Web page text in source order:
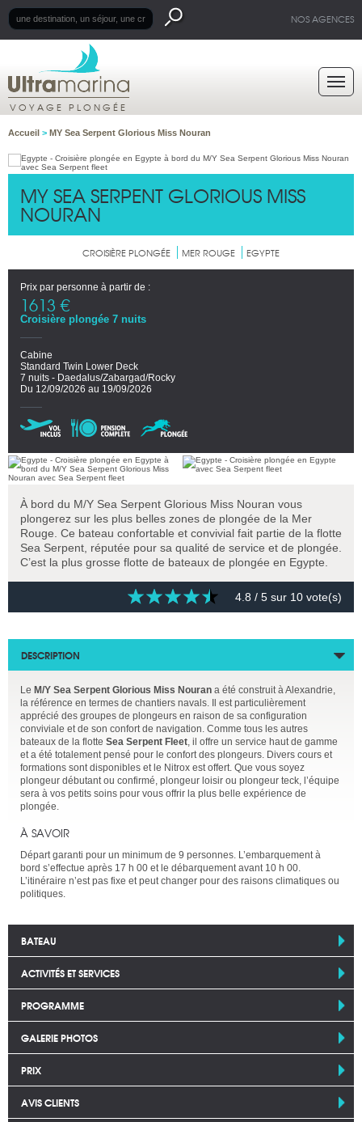
NOS AGENCES
VOYAGE PLONGÉE
Accueil > MY Sea Serpent Glorious Miss Nouran
MY SEA SERPENT GLORIOUS MISS
NOURAN
CROISIÈRE PLONGÉE MER ROUGE EGYPTE
Prix par personne à partir de :
1613 €
Croisière plongée 7 nuits
Cabine
Standard Twin Lower Deck
7 nuits - Daedalus/Zabargad/Rocky
Du 12/09/2026 au 19/09/2026
À bord du M/Y Sea Serpent Glorious Miss Nouran vous
plongerez sur les plus belles zones de plongée de la Mer
Rouge. Ce bateau confortable et convivial fait partie de la flotte
Sea Serpent, réputée pour sa qualité de service et de plongée.
C’est la plus grosse flotte de bateaux de plongée en Egypte.
4.8 / 5 sur 10 vote(s)
DESCRIPTION
Le M/Y Sea Serpent Glorious Miss Nouran a été construit à Alexandrie,
la référence en termes de chantiers navals. Il est particulièrement
apprécié des groupes de plongeurs en raison de sa configuration
conviviale et de son confort de navigation. Comme tous les autres
bateaux de la flotte Sea Serpent Fleet, il offre un service haut de gamme
et a été totalement pensé pour le confort des plongeurs. Divers cours et
formations sont disponibles et le Nitrox est offert. Que vous soyez
plongeur débutant ou confirmé, plongeur loisir ou plongeur teck, l’équipe
sera à vos petits soins pour vous offrir la plus belle expérience de
plongée.
À SAVOIR
Départ garanti pour un minimum de 9 personnes. L’embarquement à
bord s’effectue après 17 h 00 et le débarquement avant 10 h 00.
L’itinéraire n’est pas fixe et peut changer pour des raisons climatiques ou
politiques.
BATEAU
ACTIVITÉS ET SERVICES
PROGRAMME
GALERIE PHOTOS
PRIX
AVIS CLIENTS